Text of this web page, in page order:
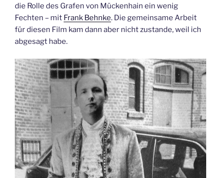
die Rolle des Grafen von Mückenhain ein wenig
Fechten – mit Frank Behnke. Die gemeinsame Arbeit
für diesen Film kam dann aber nicht zustande, weil ich
abgesagt habe.